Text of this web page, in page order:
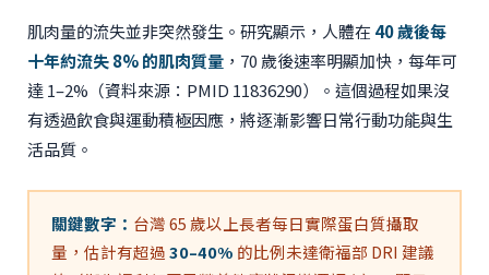
肌肉量的流失並非突然發生。研究顯示，人體在 40 歲後每
十年約流失 8% 的肌肉質量 ，70 歲後速率明顯加快，每年可
達 1–2%（資料來源：PMID 11836290）。這個過程如果沒
有透過飲食與運動積極因應，將逐漸影響日常行動功能與生
活品質。
關鍵數字： 台灣 65 歲以上長者每日實際蛋白質攝取
量，估計有超過30–40% 的比例未達衛福部 DRI 建議